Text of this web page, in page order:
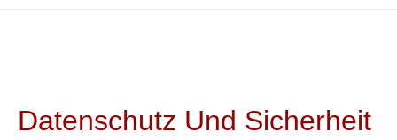
Datenschutz Und Sicherheit